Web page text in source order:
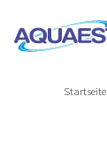
Startseite